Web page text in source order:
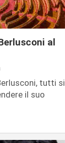
al
tutti si
il suo